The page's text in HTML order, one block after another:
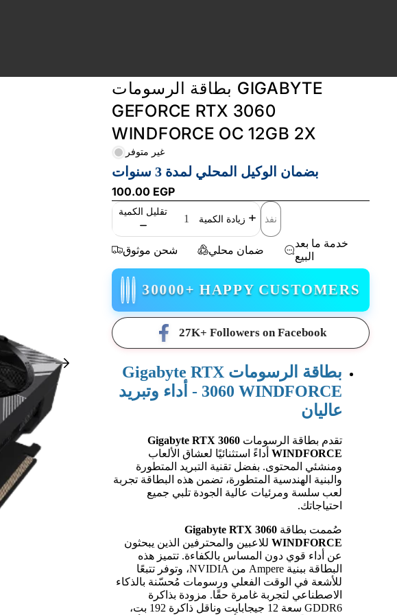
بطاقة الرسومات GIGABYTE
GEFORCE RTX 3060
WINDFORCE OC 12GB 2X
غير متوفر
بضمان الوكيل المحلي لمدة 3 سنوات
100.00 EGP
تقليل الكمية
زيادة الكمية نفذ
شحن موثوق ضمان محلي
خدمة ما بعد
البيع
30000+ HAPPY CUSTOMERS
27K+ Followers on Facebook
بطاقة الرسومات Gigabyte RTX
3060 WINDFORCE - أداء وتبريد
عاليان
تقدم بطاقة الرسومات Gigabyte RTX 3060
WINDFORCE أداءً استثنائيًا لعشاق الألعاب
ومنشئي المحتوى. بفضل تقنية التبريد المتطورة
والبنية الهندسية المتطورة، تضمن هذه البطاقة تجربة
لعب سلسة ومرئيات عالية الجودة تلبي جميع
احتياجاتك.
صُممت بطاقة Gigabyte RTX 3060
WINDFORCE للاعبين والمحترفين الذين يبحثون
عن أداء قوي دون المساس بالكفاءة. تتميز هذه
البطاقة ببنية Ampere من NVIDIA، وتوفر تتبعًا
للأشعة في الوقت الفعلي ورسومات مُحسّنة بالذكاء
الاصطناعي لتجربة غامرة حقًا. مزودة بذاكرة
GDDR6 سعة 12 جيجابايت وناقل ذاكرة 192 بت،